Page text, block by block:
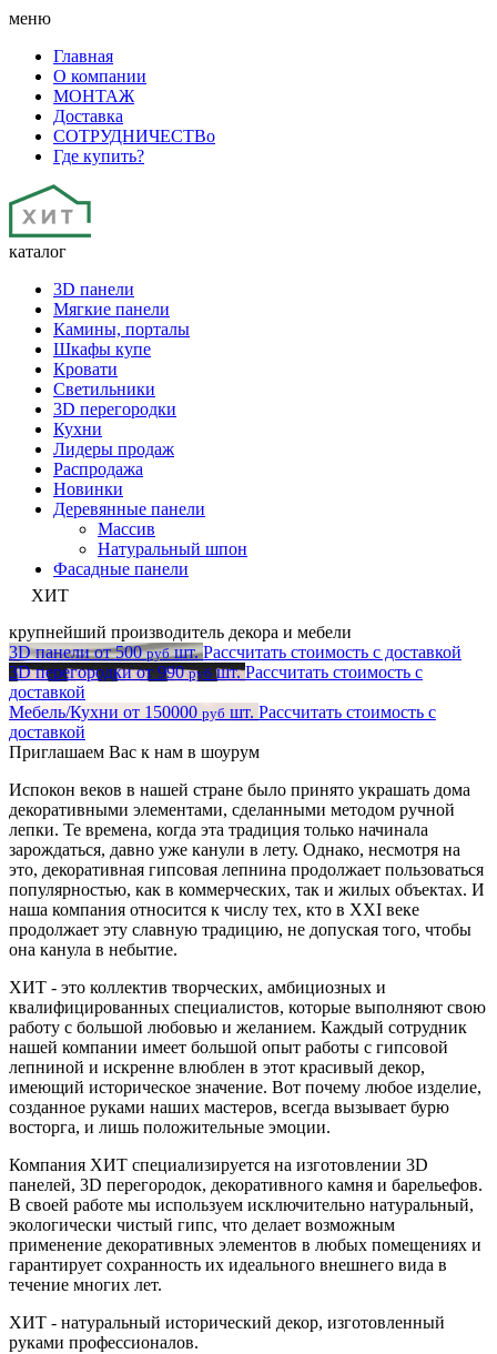
меню
Главная
О компании
МОНТАЖ
Доставка
СОТРУДНИЧЕСТВо
Где купить?
каталог
3D панели
Мягкие панели
Камины, порталы
Шкафы купе
Кровати
Светильники
3D перегородки
Кухни
Лидеры продаж
Распродажа
Новинки
Деревянные панели
Массив
Натуральный шпон
Фасадные панели
ХИТ
крупнейший производитель декора и мебели
3D панели от 500 руб шт. Рассчитать стоимость с доставкой
3D перегородки от 990 руб шт. Рассчитать стоимость с
доставкой
Мебель/Кухни от 150000 руб шт. Рассчитать стоимость с
доставкой
Приглашаем Вас к нам в шоурум
Испокон веков в нашей стране было принято украшать дома
декоративными элементами, сделанными методом ручной
лепки. Те времена, когда эта традиция только начинала
зарождаться, давно уже канули в лету. Однако, несмотря на
это, декоративная гипсовая лепнина продолжает пользоваться
популярностью, как в коммерческих, так и жилых объектах. И
наша компания относится к числу тех, кто в XXI веке
продолжает эту славную традицию, не допуская того, чтобы
она канула в небытие.
ХИТ - это коллектив творческих, амбициозных и
квалифицированных специалистов, которые выполняют свою
работу с большой любовью и желанием. Каждый сотрудник
нашей компании имеет большой опыт работы с гипсовой
лепниной и искренне влюблен в этот красивый декор,
имеющий историческое значение. Вот почему любое изделие,
созданное руками наших мастеров, всегда вызывает бурю
восторга, и лишь положительные эмоции.
Компания ХИТ специализируется на изготовлении 3D
панелей, 3D перегородок, декоративного камня и барельефов.
В своей работе мы используем исключительно натуральный,
экологически чистый гипс, что делает возможным
применение декоративных элементов в любых помещениях и
гарантирует сохранность их идеального внешнего вида в
течение многих лет.
ХИТ - натуральный исторический декор, изготовленный
руками профессионалов.